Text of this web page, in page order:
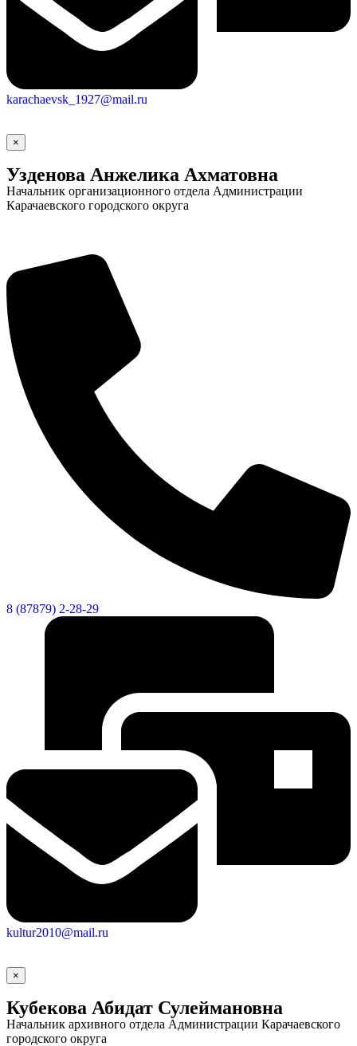
Документы
видеоролики
Веб
камера
karachaevsk_1927@mail.ru
×
Узденова Анжелика Ахматовна
Начальник организационного отдела Администрации
Карачаевского городского округа
8 (87879) 2-28-29
kultur2010@mail.ru
×
Кубекова Абидат Сулеймановна
Начальник архивного отдела Администрации Карачаевского
городского округа